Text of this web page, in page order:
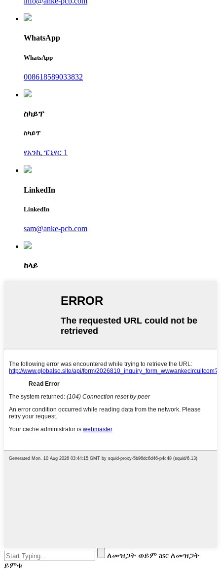
WhatsApp
WhatsApp
008618589033832
ስካይፕ
ስካይፕ
የአንኪ ፔኒየር 1
LinkedIn
LinkedIn
sam@anke-pcb.com
ከላይ
ለመዝጋት ወይም asc ለመዝጋት
ይምቱ